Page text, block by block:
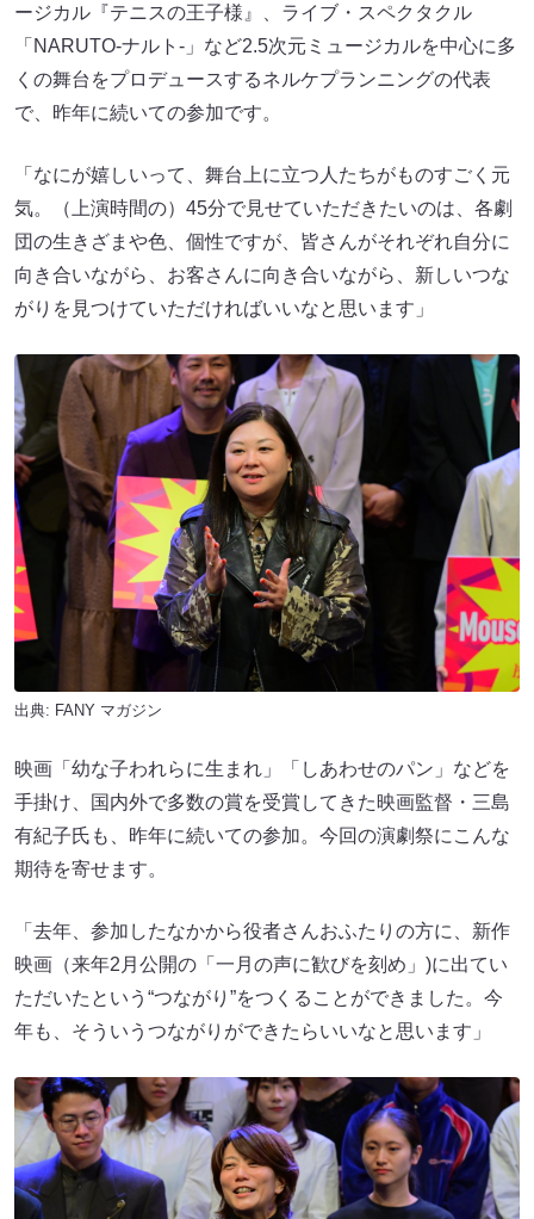
ージカル『テニスの王子様』、ライブ・スペクタクル
「NARUTO-ナルト-」など2.5次元ミュージカルを中心に多
くの舞台をプロデュースするネルケプランニングの代表
で、昨年に続いての参加です。
「なにが嬉しいって、舞台上に立つ人たちがものすごく元
気。（上演時間の）45分で見せていただきたいのは、各劇
団の生きざまや色、個性ですが、皆さんがそれぞれ自分に
向き合いながら、お客さんに向き合いながら、新しいつな
がりを見つけていただければいいなと思います」
出典: FANY マガジン
映画「幼な子われらに生まれ」「しあわせのパン」などを
手掛け、国内外で多数の賞を受賞してきた映画監督・三島
有紀子氏も、昨年に続いての参加。今回の演劇祭にこんな
期待を寄せます。
「去年、参加したなかから役者さんおふたりの方に、新作
映画（来年2月公開の「一月の声に歓びを刻め」)に出てい
ただいたという“つながり”をつくることができました。今
年も、そういうつながりができたらいいなと思います」